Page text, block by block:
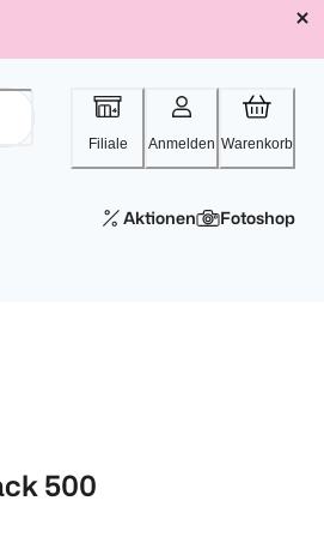
Filiale Anmelden Warenkorb
Aktionen Fotoshop
500